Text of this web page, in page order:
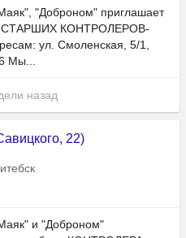
"Доброном" приглашает
СТАРШИХ КОНТРОЛЕРОВ-
ул. Смоленская, 5/1,
Мы...
назад
22)
и "Доброном"